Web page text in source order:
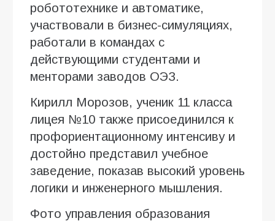
робототехнике и автоматике,
участвовали в бизнес-симуляциях,
работали в командах с
действующими студентами и
менторами заводов ОЭЗ.
Кирилл Морозов, ученик 11 класса
лицея №10 также присоединился к
профориентационному интенсиву и
достойно представил учебное
заведение, показав высокий уровень
логики и инженерного мышления.
Фото управления образования